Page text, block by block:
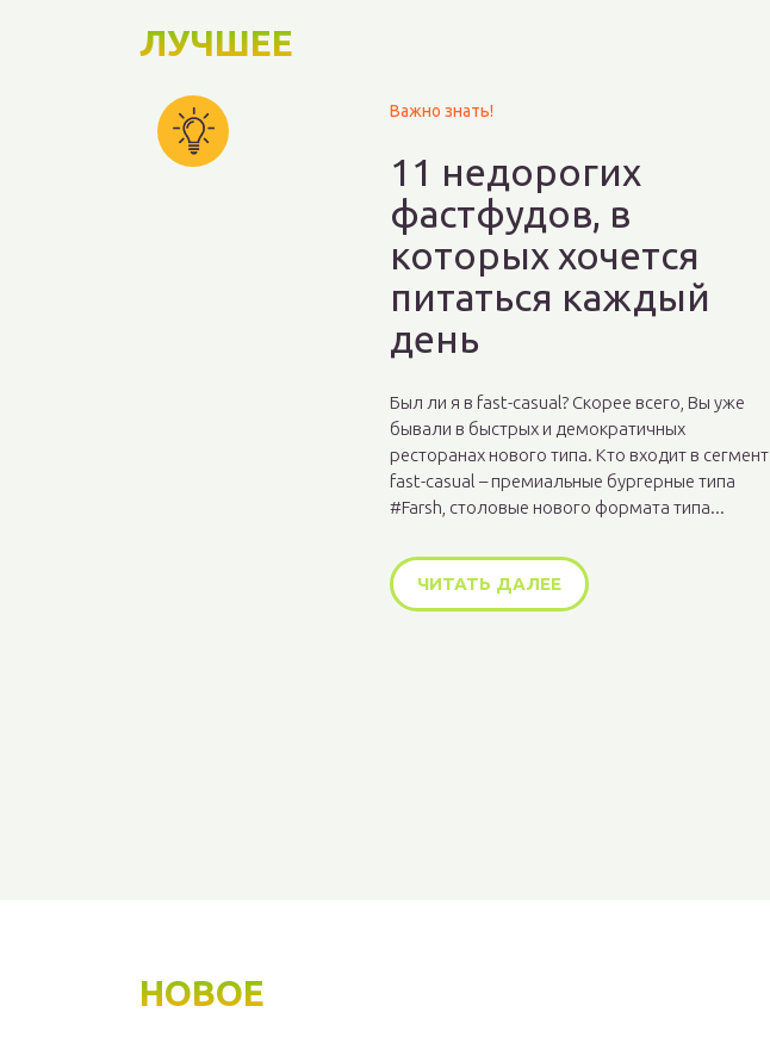
ЛУЧШЕЕ
Важно знать!
11 недорогих
фастфудов, в
которых хочется
питаться каждый
день
Был ли я в fast-casual? Скорее всего, Вы уже
бывали в быстрых и демократичных
ресторанах нового типа. Кто входит в сегмент
fast-casual – премиальные бургерные типа
#Farsh, столовые нового формата типа...
ЧИТАТЬ ДАЛЕЕ
НОВОЕ